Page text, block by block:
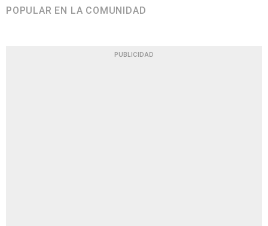
POPULAR EN LA COMUNIDAD
PUBLICIDAD